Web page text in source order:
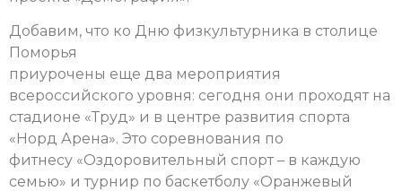
Добавим, что ко Дню физкультурника в столице
Поморья
приурочены еще два мероприятия
всероссийского уровня: сегодня они проходят на
стадионе «Труд» и в центре развития спорта
«Норд Арена». Это соревнования по
фитнесу «Оздоровительный спорт – в каждую
семью» и турнир по баскетболу «Оранжевый